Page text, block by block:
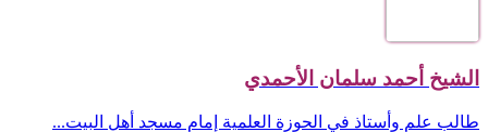
الشيخ أحمد سلمان الأحمدي
طالب علم وأستاذ في الحوزة العلمية إمام مسجد أهل البيت...